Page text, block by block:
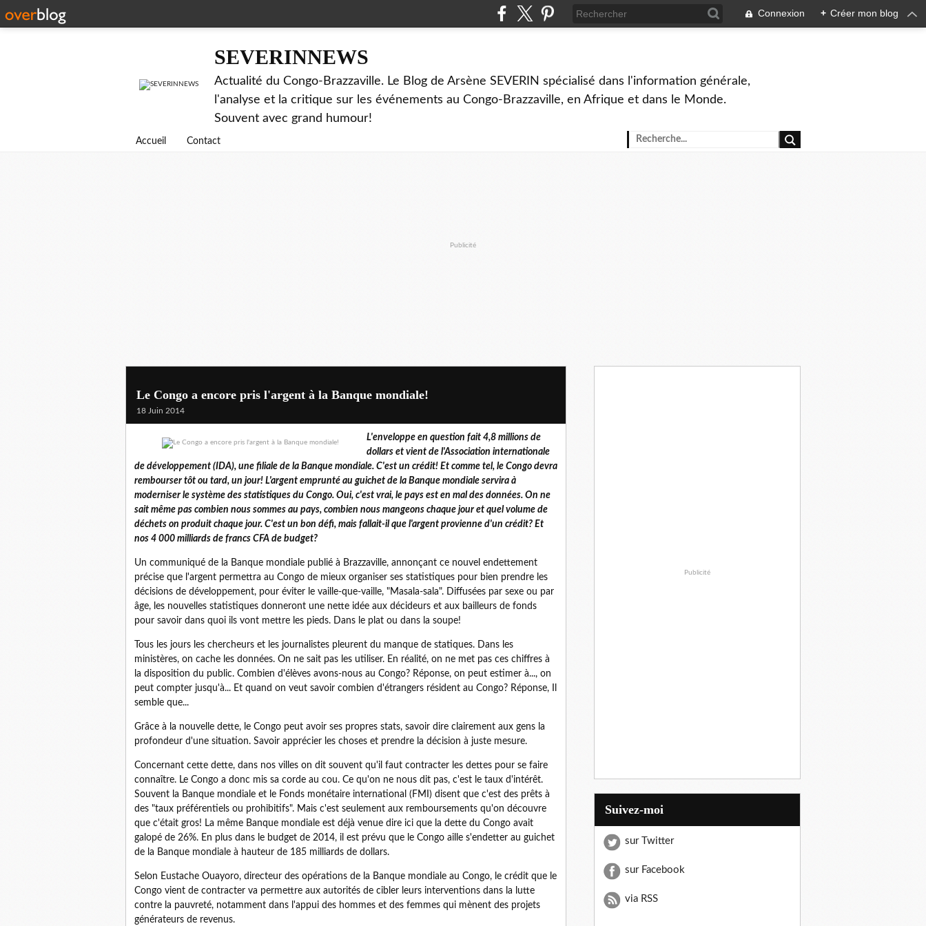
Connexion + Créer mon blog
SEVERINNEWS
Actualité du Congo-Brazzaville. Le Blog de Arsène SEVERIN spécialisé dans l'information générale,
l'analyse et la critique sur les événements au Congo-Brazzaville, en Afrique et dans le Monde.
Souvent avec grand humour!
Accueil Contact
Publicité
Le Congo a encore pris l'argent à la Banque mondiale!
18 Juin 2014
L'enveloppe en question fait 4,8 millions de
dollars et vient de l'Association internationale
de développement (IDA), une filiale de la Banque mondiale. C'est un crédit! Et comme tel, le Congo devra
rembourser tôt ou tard, un jour! L'argent emprunté au guichet de la Banque mondiale servira à
moderniser le système des statistiques du Congo. Oui, c'est vrai, le pays est en mal des données. On ne
sait même pas combien nous sommes au pays, combien nous mangeons chaque jour et quel volume de
déchets on produit chaque jour. C'est un bon défi, mais fallait-il que l'argent provienne d'un crédit? Et
nos 4 000 milliards de francs CFA de budget?
Un communiqué de la Banque mondiale publié à Brazzaville, annonçant ce nouvel endettement
précise que l'argent permettra au Congo de mieux organiser ses statistiques pour bien prendre les
décisions de développement, pour éviter le vaille-que-vaille, "Masala-sala". Diffusées par sexe ou par
âge, les nouvelles statistiques donneront une nette idée aux décideurs et aux bailleurs de fonds
pour savoir dans quoi ils vont mettre les pieds. Dans le plat ou dans la soupe!
Tous les jours les chercheurs et les journalistes pleurent du manque de statiques. Dans les
ministères, on cache les données. On ne sait pas les utiliser. En réalité, on ne met pas ces chiffres à
la disposition du public. Combien d'élèves avons-nous au Congo? Réponse, on peut estimer à..., on
peut compter jusqu'à... Et quand on veut savoir combien d'étrangers résident au Congo? Réponse, Il
semble que...
Grâce à la nouvelle dette, le Congo peut avoir ses propres stats, savoir dire clairement aux gens la
profondeur d'une situation. Savoir apprécier les choses et prendre la décision à juste mesure.
Concernant cette dette, dans nos villes on dit souvent qu'il faut contracter les dettes pour se faire
connaître. Le Congo a donc mis sa corde au cou. Ce qu'on ne nous dit pas, c'est le taux d'intérêt.
Souvent la Banque mondiale et le Fonds monétaire international (FMI) disent que c'est des prêts à
des "taux préférentiels ou prohibitifs". Mais c'est seulement aux remboursements qu'on découvre
que c'était gros! La même Banque mondiale est déjà venue dire ici que la dette du Congo avait
galopé de 26%. En plus dans le budget de 2014, il est prévu que le Congo aille s'endetter au guichet
de la Banque mondiale à hauteur de 185 milliards de dollars.
Selon Eustache Ouayoro, directeur des opérations de la Banque mondiale au Congo, le crédit que le
Congo vient de contracter va permettre aux autorités de cibler leurs interventions dans la lutte
contre la pauvreté, notamment dans l'appui des hommes et des femmes qui mènent des projets
générateurs de revenus.
Publicité
Suivez-moi
sur Twitter
sur Facebook
via RSS